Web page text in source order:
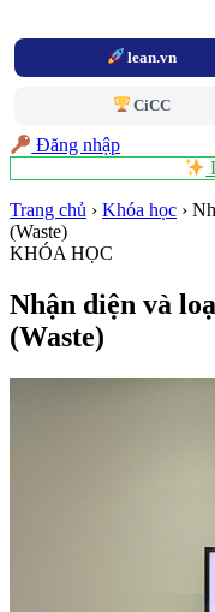
lean.vn
CiCC
Đăng nhập
Trang chủ › Khóa học ›
(Waste)
KHÓA HỌC
Nhận diện và
(Waste)